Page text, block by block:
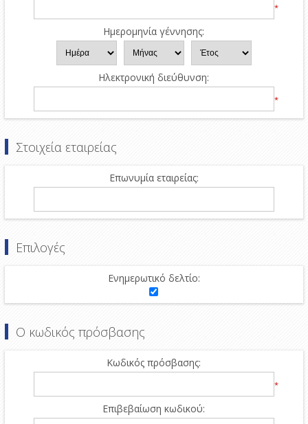
*
Ημερομηνία γέννησης:
Ηλεκτρονική διεύθυνση:
*
Στοιχεία εταιρείας
Επωνυμία εταιρείας:
Επιλογές
Ενημερωτικό δελτίο:
Ο κωδικός πρόσβασης
Κωδικός πρόσβασης:
*
Επιβεβαίωση κωδικού: